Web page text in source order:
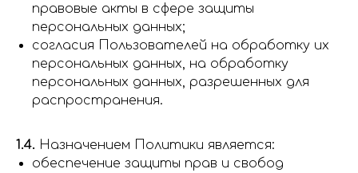
правовые акты в сфере защиты
персональных данных;
согласия Пользователей на обработку их
персональных данных, на обработку
персональных данных, разрешенных для
распространения.
1.4. Назначением Политики является:
обеспечение защиты прав и свобод